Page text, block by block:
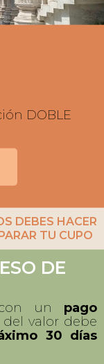
DOBLE
DE
con unpago
valor debe
a cuotas